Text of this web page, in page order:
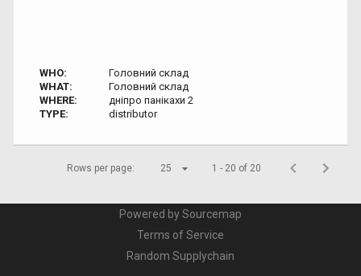
WHO:
Головний склад
WHAT:
Головний склад
WHERE:
дніпро панікахи 2
TYPE:
distributor
Rows per page: 25 1 - 20 of 20
Powered by Sourcemap
Terms of Service
Random Supplychain